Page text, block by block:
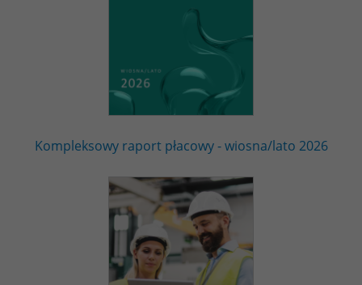
Kompleksowy raport płacowy - wiosna/lato 2026